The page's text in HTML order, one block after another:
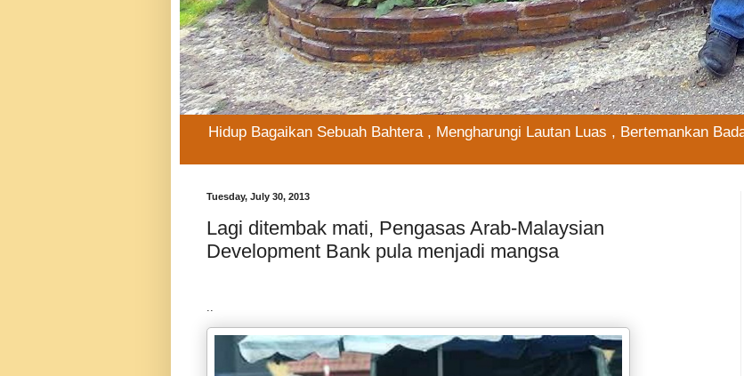
Hidup Bagaikan Sebuah Bahtera , Mengharungi Lautan Luas , Bertemankan
Tuesday, July 30, 2013
Lagi ditembak mati, Pengasas Arab-Malaysian
Development Bank pula menjadi mangsa
..